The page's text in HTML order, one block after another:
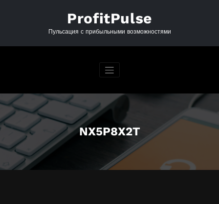
ProfitPulse
Пульсация с прибыльными возможностями
NX5P8X2T